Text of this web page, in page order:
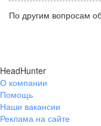
По другим вопросам
HeadHunter
О компании
Помощь
Наши вакансии
Реклама на сайте